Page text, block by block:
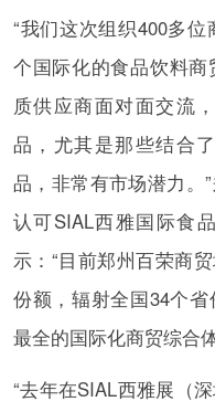
“我们这次组织400多
个国际化的食品饮料
质供应商面对面交流
品，尤其是那些结合
品，非常有市场潜力。
认可SIAL西雅国际食
示：“目前郑州百荣商
份额，辐射全国34个
最全的国际化商贸综合
“去年在SIAL西雅展（